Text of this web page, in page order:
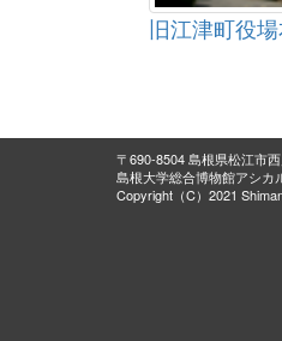
旧江津町役
〒690-8504 島根県松江市
島根大学総合博物館アシカ
Copyright（C）2021